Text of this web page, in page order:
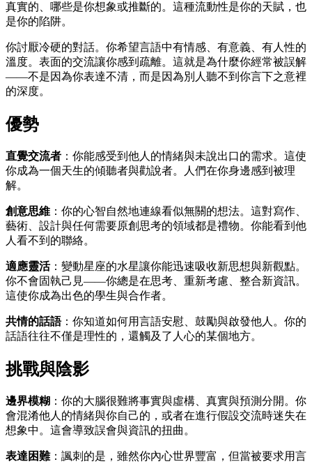
真實的、哪些是你想象或推斷的。這種流動性是你的天賦，也
是你的陷阱。
你討厭冷硬的對話。你希望言語中有情感、有意義、有人性的
溫度。表面的交流讓你感到疏離。這就是為什麼你經常被誤解
——不是因為你表達不清，而是因為別人聽不到你言下之意裡
的深度。
優勢
直覺交流者 ：你能感受到他人的情緒與未說出口的需求。這使
你成為一個天生的傾聽者與勸說者。人們在你身邊感到被理
解。
創意思維 ：你的心智自然地連線看似無關的想法。這對寫作、
藝術、設計與任何需要原創思考的領域都是禮物。你能看到他
人看不到的聯絡。
適應靈活：變動星座的水星讓你能迅速吸收新思想與新觀點。
你不會固執己見——你總是在思考、重新考慮、整合新資訊。
這使你成為出色的學生與合作者。
共情的話語：你知道如何用言語安慰、鼓勵與啟發他人。你的
話語往往不僅是理性的，還觸及了人心的某個地方。
挑戰與陰影
邊界模糊 ：你的大腦很難將事實與虛構、真實與預測分開。你
會混淆他人的情緒與你自己的，或者在進行假設交流時迷失在
想象中。這會導致誤會與資訊的扭曲。
表達困難：諷刺的是，雖然你內心世界豐富，但當被要求用言